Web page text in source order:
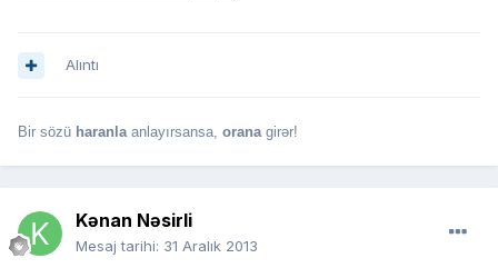
Alıntı
Bir sözü haranla anlayırsansa, orana girər!
Kənan Nəsirli
Mesaj tarihi: 31 Aralık 2013